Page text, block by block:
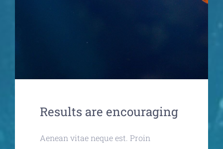
Results are encouraging
Aenean vitae neque est. Proin